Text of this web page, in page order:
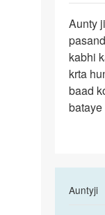
Aunty
ji
muje
bhabhi
log
Aunty
kabhi
krta
baad
bataye
AuntyjiIn